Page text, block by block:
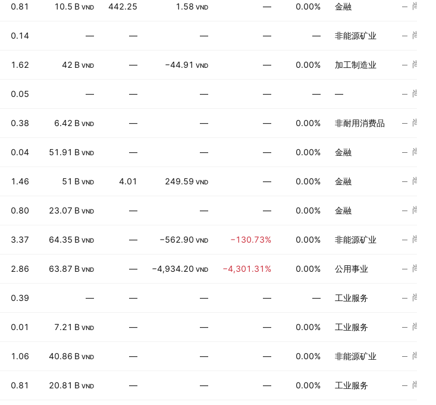
0.81 10.5 B VND 442.25 1.58 VND — 0.00% 金融 尚无
0.14 — — — — — 非能源矿业 尚无
1.62 42 B VND — −44.91 VND — 0.00% 加工制造业 尚无
0.05 — — — — — — 尚无
0.38 6.42 B VND — — — 0.00% 非耐用消费品 尚无
0.04 51.91 B VND — — — 0.00% 金融 尚无
1.46 51 B VND 4.01 249.59 VND — 0.00% 金融 尚无
0.80 23.07 B VND — — — 0.00% 金融 尚无
3.37 64.35 B VND — −562.90 VND −130.73% 0.00% 非能源矿业 尚无
2.86 63.87 B VND — −4,934.20 VND −4,301.31% 0.00% 公用事业 尚无
0.39 — — — — — 工业服务 尚无
0.01 7.21 B VND — — — 0.00% 工业服务 尚无
1.06 40.86 B VND — — — 0.00% 非能源矿业 尚无
0.81 20.81 B VND — — — 0.00% 工业服务 尚无